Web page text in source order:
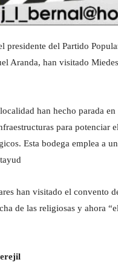
presidente del Partido
Aranda, han visitado
han hecho parada
para potenciar
Esta bodega emplea a
han visitado el convento
de las religiosas y ahora